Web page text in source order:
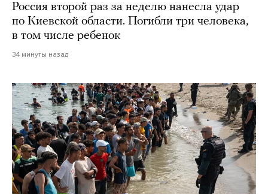
Россия второй раз за неделю нанесла удар
по Киевской области. Погибли три человека,
в том числе ребенок
34 минуты назад